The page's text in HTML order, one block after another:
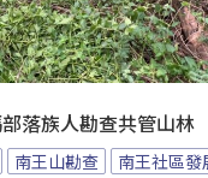
落族人勘查共管山林
南王山勘查
南王社區發